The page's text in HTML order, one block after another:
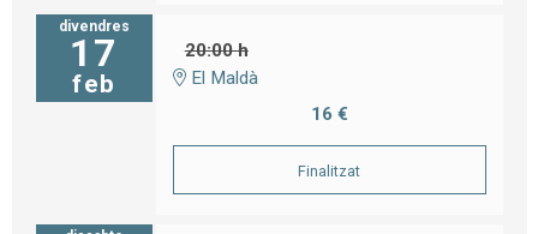
divendres
17
feb
20:00 h
El Maldà
16 €
Finalitzat